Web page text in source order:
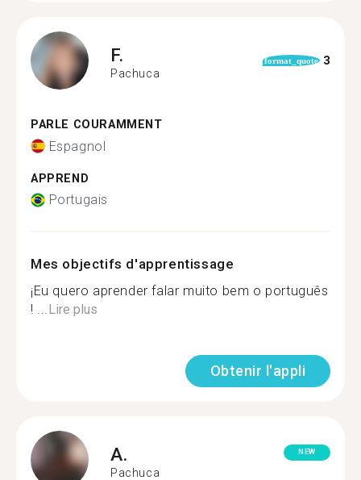
F.
Pachuca
format_quote 3
PARLE COURAMMENT
Espagnol
APPREND
Portugais
Mes objectifs d'apprentissage
¡Eu quero aprender falar muito bem o português
! ...Lire plus
Obtenir l'appli
A.
Pachuca
NEW